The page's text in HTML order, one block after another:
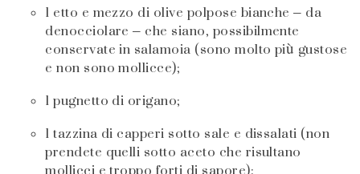
1 etto e mezzo di olive polpose bianche – da
denocciolare – che siano, possibilmente
conservate in salamoia (sono molto più gustose
e non sono mollicce);
1 pugnetto di origano;
1 tazzina di capperi sotto sale e dissalati (non
prendete quelli sotto aceto che risultano